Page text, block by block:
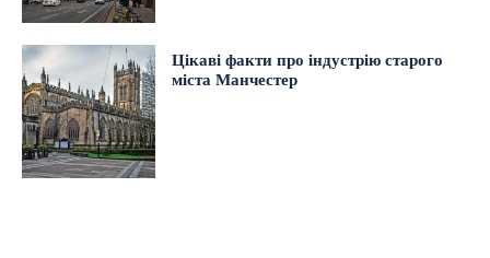
Цікаві факти про індустрію старого
міста Манчестер